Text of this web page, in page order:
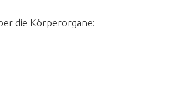
die Körperorgane: